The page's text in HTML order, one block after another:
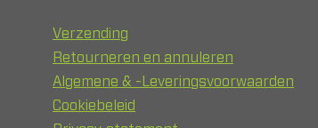
Verzending
Retourneren en annuleren
Algemene & -Leveringsvoorwaarden
Cookiebeleid